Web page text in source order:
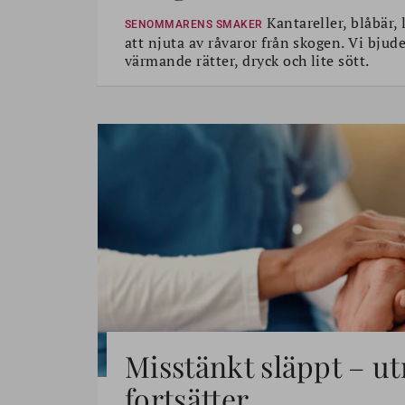
SENOMMARENS SMAKER Kantareller,
att njuta av råvaror från skogen. Vi
värmande rätter, dryck och lite sött.
Misstänkt släppt –